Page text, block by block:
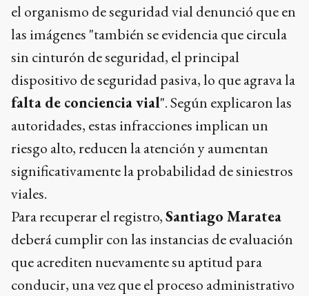
el organismo de seguridad vial denunció que en
las imágenes "también se evidencia que circula
sin cinturón de seguridad, el principal
dispositivo de seguridad pasiva, lo que agrava la
falta de conciencia vial". Según explicaron las
autoridades, estas infracciones implican un
riesgo alto, reducen la atención y aumentan
significativamente la probabilidad de siniestros
viales.
Para recuperar el registro,Santiago Maratea
deberá cumplir con las instancias de evaluación
que acrediten nuevamente su aptitud para
conducir, una vez que el proceso administrativo